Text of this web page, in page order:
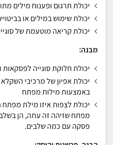
יכולת תרגום ופענוח מילים
יכולת שימוש במילים או
יכולת קריאה מוטעמת של
מבנה:
יכולת חלוקת סוגייה לפסקאות
יכולת אפיון של מרכיבי השקלא
באמצעות מילות מפתח
יכולת לִצְפּות איזו מילת מפתח
מפתח שזיהה זה עתה, הן
פסקה עם כמה שלבים.